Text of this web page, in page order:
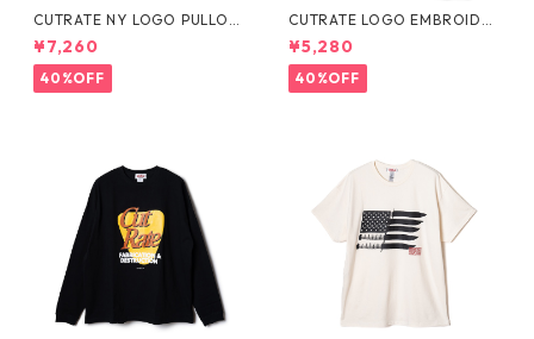
CUTRATE NY LOGO PULLOV
ER HD
¥7,260
40%OFF
CUTRATE LOGO EMBROIDER
Y L/S TEE
¥5,280
40%OFF